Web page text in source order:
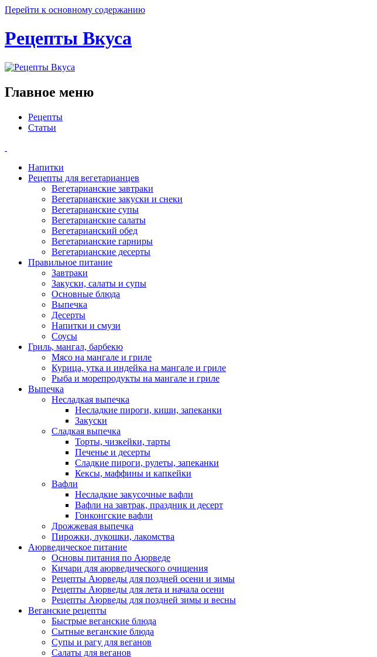
Перейти к основному содержанию
Рецепты Вкуса
Главное меню
Рецепты
Статьи
Напитки
Рецепты для вегетарианцев
Вегетарианские завтраки
Вегетарианские закуски и снеки
Вегетарианские супы
Вегетарианские салаты
Вегетарианский обед
Вегетарианские гарниры
Вегетарианские десерты
Правильное питание
Завтраки
Закуски, салаты и супы
Основные блюда
Выпечка
Десерты
Напитки и смузи
Соусы
Гриль, мангал, барбекю
Мясо на мангале и гриле
Курица, утка и индейка на мангале и гриле
Рыба и морепродукты на мангале и гриле
Выпечка
Несладкая выпечка
Несладкие пироги, киши, запеканки
Закуски
Сладкая выпечка
Торты, чизкейки, тарты
Печенье и десерты
Сладкие пироги, рулеты, запеканки
Кексы, маффины и капкейки
Вафли
Несладкие закусочные вафли
Вафли на завтрак, праздник и десерт
Гонконгские вафли
Дрожжевая выпечка
Пирожки, лукошки, лакомства
Аюрведическое питание
Основы питания по Аюрведе
Кичари для аюрведического очищения
Рецепты Аюрведы для поздней осени и зимы
Рецепты Аюрведы для лета и начала осени
Рецепты Аюрведы для поздней зимы и весны
Веганские рецепты
Быстрые веганские блюда
Сытные веганские блюда
Супы и рагу для веганов
Салаты для веганов